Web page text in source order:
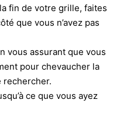
fin de votre grille, faites
que vous n’avez pas
vous assurant que vous
pour chevaucher la
rechercher.
ce que vous ayez